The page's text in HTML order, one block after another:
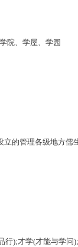
院、学屋、学园
立的管理各级地方儒
);才学(才能与学问